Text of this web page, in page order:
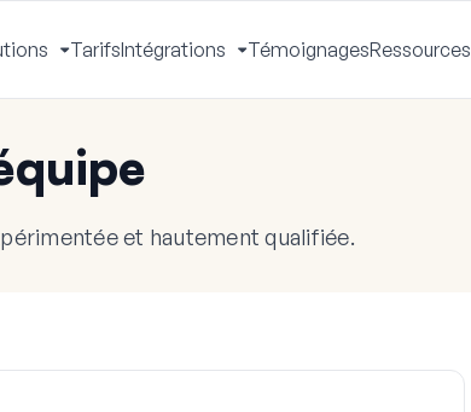
Activer
le
TarifsIntégrations
Activer
le
TémoignagesRessources
et hautement qualifiée.